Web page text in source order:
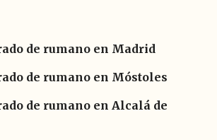
de rumano en Madrid
de rumano en Móstoles
de rumano en Alcalá de